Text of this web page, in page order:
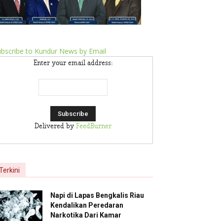
to Kundur News by Email
Enter your email address:
Delivered by FeedBurner
Napi di Lapas Bengkalis Riau
Kendalikan Peredaran
Narkotika Dari Kamar